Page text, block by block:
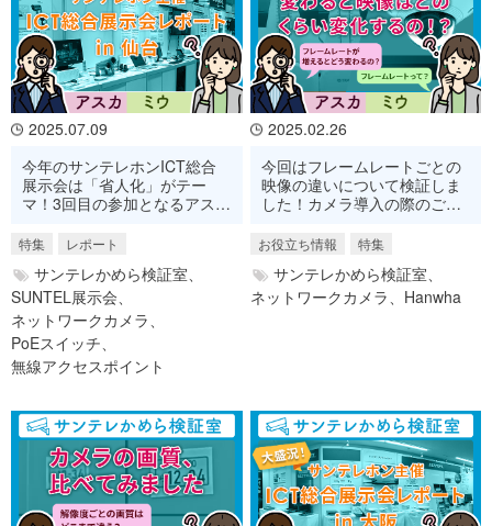
2025.07.09
今年のサンテレホンICT総合
展示会は「省人化」がテー
マ！3回目の参加となるアスカ
します。
特集 レポート
サンテレかめら検証室、
SUNTEL展示会、
ネットワークカメラ、
PoEスイッチ、
無線アクセスポイント
2025.02.26
今回はフレームレートごとの
映像の違いについて検証しま
した！カメラ導入の際のご参
お役立ち情報 特集
サンテレかめら検証室、
ネットワークカメラ、 Hanwha